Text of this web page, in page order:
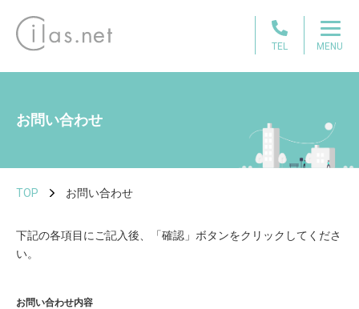
TEL MENU
お問い合わせ
TOP お問い合わせ
下記の各項目にご記入後、「確認」ボタンをクリックしてくださ
い。
お問い合わせ内容